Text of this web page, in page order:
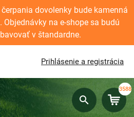
dovolenky bude kamenná
. Objednávky na e-shope sa budú
v štandardne.
Prihlásenie a registrácia
3588